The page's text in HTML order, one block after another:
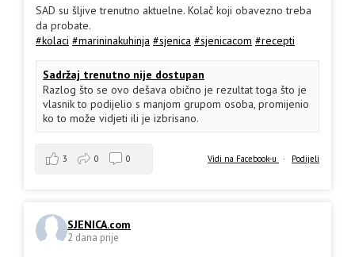
SAD su šljive trenutno aktuelne. Kolač koji obavezno treba
da probate.
#kolaci #marininakuhinja #sjenica #sjenicacom #recepti
Sadržaj trenutno nije dostupan
Razlog što se ovo dešava obično je rezultat toga što je
vlasnik to podijelio s manjom grupom osoba, promijenio
ko to može vidjeti ili je izbrisano.
Vidi na Facebook-u · Podijeli
3 0 0
SJENICA.com
2 dana prije